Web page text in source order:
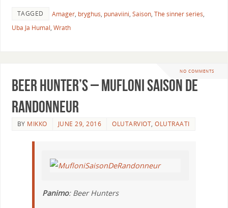
TAGGED Amager, bryghus, punaviini, Saison, The sinner series,
Uba Ja Humal, Wrath
NO COMMENTS
Beer Hunter’s – Mufloni Saison De
Randonneur
BY MIKKO JUNE 29, 2016 OLUTARVIOT,OLUTRAATI
Panimo: Beer Hunters